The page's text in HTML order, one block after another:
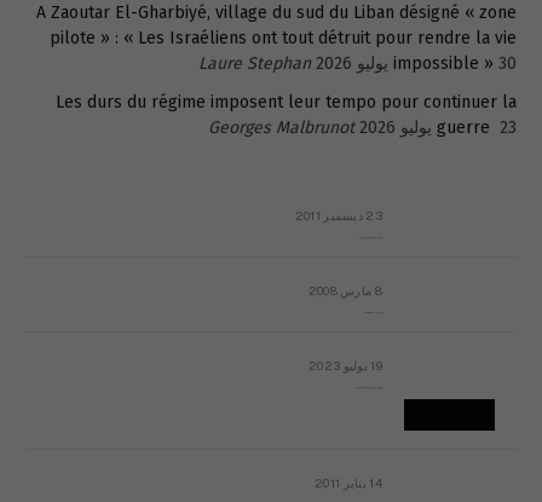
A Zaoutar El-Gharbiyé, village du sud du Liban désigné « zone
pilote » : « Les Israéliens ont tout détruit pour rendre la vie
impossible » 30 يوليو 2026
Laure Stephan
Les durs du régime imposent leur tempo pour continuer la
guerre 23 يوليو 2026 Georges Malbrunot
23 ديسمبر 2011
8 مارس 2008
19 يوليو 2023
14 يناير 2011